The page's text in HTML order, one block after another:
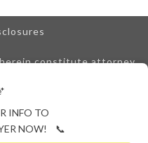
*
INFO TO
NOW! 📞
constitute attorney
purposes only.
that any prior results
similar outcomes.
is not created until we